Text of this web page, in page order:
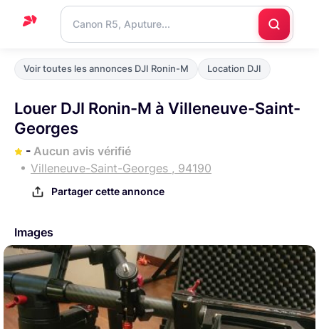
Accueil
Blog
Nous
Voir toutes les annonces DJI Ronin-M Location DJI
Louer DJI Ronin-M à Villeneuve-Saint-
Georges
- Aucun avis vérifié
Villeneuve-Saint-Georges , 94190
Partager cette annonce
Images